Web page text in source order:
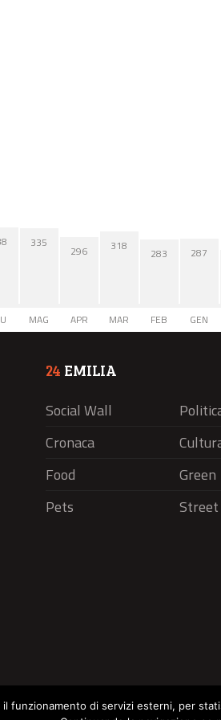
335
MAG
296
APR
318
MAR
283
FEB
287
GEN
24 EMILIA
Social Wall
Cronaca
Food
Green
Pets
funzionamento di servizi esterni, per